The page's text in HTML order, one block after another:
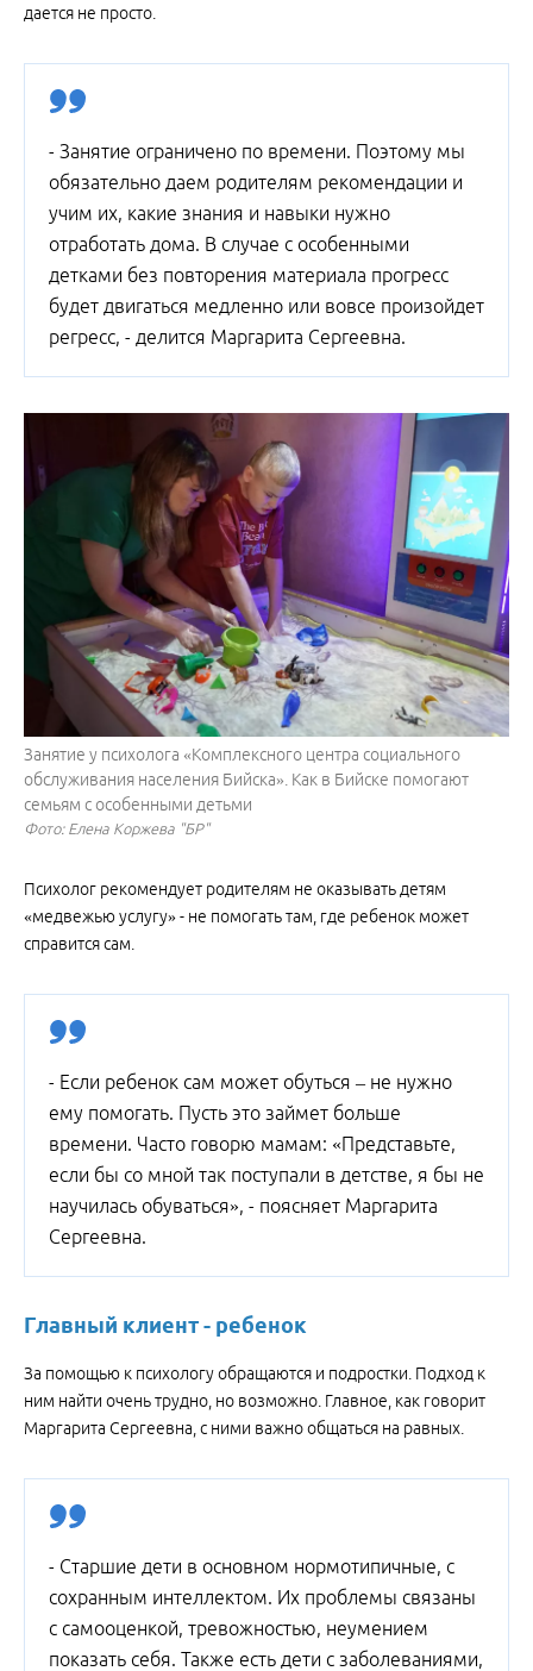
дается не просто.
- Занятие ограничено по времени. Поэтому мы
обязательно даем родителям рекомендации и
учим их, какие знания и навыки нужно
отработать дома. В случае с особенными
детками без повторения материала прогресс
будет двигаться медленно или вовсе произойдет
регресс, - делится Маргарита Сергеевна.
Занятие у психолога «Комплексного центра социального
обслуживания населения Бийска». Как в Бийске помогают
семьям с особенными детьми
Фото: Елена Коржева "БР"
Психолог рекомендует родителям не оказывать детям
«медвежью услугу» - не помогать там, где ребенок может
справится сам.
- Если ребенок сам может обуться – не нужно
ему помогать. Пусть это займет больше
времени. Часто говорю мамам: «Представьте,
если бы со мной так поступали в детстве, я бы не
научилась обуваться», - поясняет Маргарита
Сергеевна.
Главный клиент - ребенок
За помощью к психологу обращаются и подростки. Подход к
ним найти очень трудно, но возможно. Главное, как говорит
Маргарита Сергеевна, с ними важно общаться на равных.
- Старшие дети в основном нормотипичные, с
сохранным интеллектом. Их проблемы связаны
с самооценкой, тревожностью, неумением
показать себя. Также есть дети с заболеваниями,